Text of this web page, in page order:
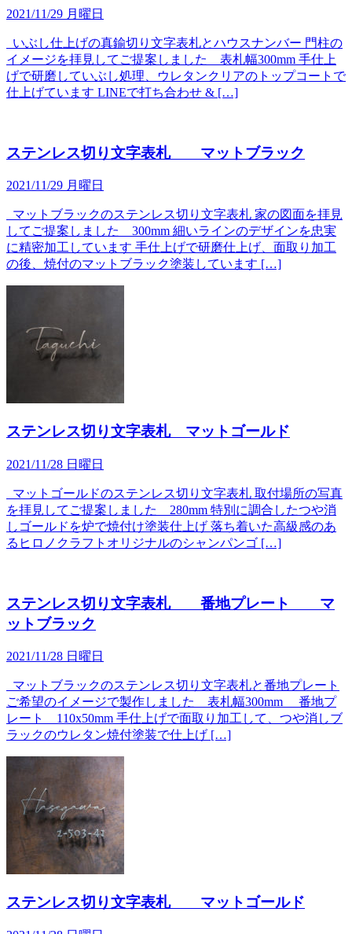
2021/11/29 月曜日
いぶし仕上げの真鍮切り文字表札とハウスナンバー 門柱の
イメージを拝見してご提案しました 表札幅300mm 手仕上
げで研磨していぶし処理、ウレタンクリアのトップコートで
仕上げています LINEで打ち合わせ & […]
ステンレス切り文字表札 マットブラック
2021/11/29 月曜日
マットブラックのステンレス切り文字表札 家の図面を拝見
してご提案しました 300mm 細いラインのデザインを忠実
に精密加工しています 手仕上げで研磨仕上げ、面取り加工
の後、焼付のマットブラック塗装しています […]
ステンレス切り文字表札 マットゴールド
2021/11/28 日曜日
マットゴールドのステンレス切り文字表札 取付場所の写真
を拝見してご提案しました 280mm 特別に調合したつや消
しゴールドを炉で焼付け塗装仕上げ 落ち着いた高級感のあ
るヒロノクラフトオリジナルのシャンパンゴ […]
ステンレス切り文字表札 番地プレート マ
ットブラック
2021/11/28 日曜日
マットブラックのステンレス切り文字表札と番地プレート
ご希望のイメージで製作しました 表札幅300mm 番地プ
レート 110x50mm 手仕上げで面取り加工して、つや消しブ
ラックのウレタン焼付塗装で仕上げ […]
ステンレス切り文字表札 マットゴールド